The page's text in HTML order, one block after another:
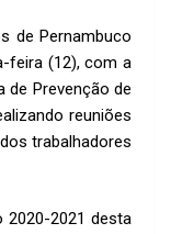
de Pernambuco
feira (12), com a
de Prevenção de
reuniões
trabalhadores
2020-2021 desta